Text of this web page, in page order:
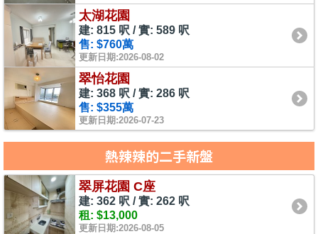
太湖花園
建: 815 呎 / 實: 589 呎
售: $760萬
更新日期:2026-08-02
翠怡花園
建: 368 呎 / 實: 286 呎
售: $355萬
更新日期:2026-07-23
熱辣辣的二手新盤
翠屏花園 C座
建: 362 呎 / 實: 262 呎
租: $13,000
更新日期:2026-08-05